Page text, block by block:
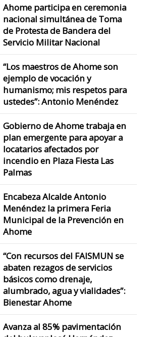
Ahome participa en ceremonia
nacional simultánea de Toma
de Protesta de Bandera del
Servicio Militar Nacional
“Los maestros de Ahome son
ejemplo de vocación y
humanismo; mis respetos para
ustedes”: Antonio Menéndez
Gobierno de Ahome trabaja en
plan emergente para apoyar a
locatarios afectados por
incendio en Plaza Fiesta Las
Palmas
Encabeza Alcalde Antonio
Menéndez la primera Feria
Municipal de la Prevención en
Ahome
“Con recursos del FAISMUN se
abaten rezagos de servicios
básicos como drenaje,
alumbrado, agua y vialidades”:
Bienestar Ahome
Avanza al 85% pavimentación